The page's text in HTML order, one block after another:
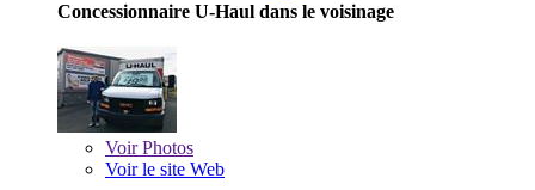
Concessionnaire U-Haul dans le voisinage
VoirPhotos
Voir le site Web